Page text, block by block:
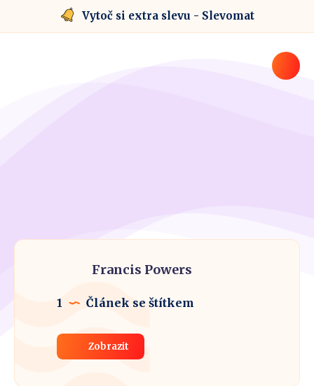
Vytoč si extra slevu - Slevomat
Francis Powers
1 Článek se štítkem
Zobrazit